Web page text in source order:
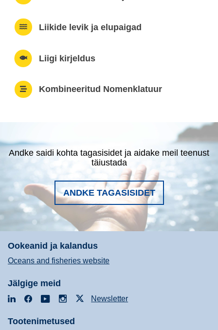
Liikide levik ja elupaigad
Liigi kirjeldus
Kombineeritud Nomenklatuur
Andke saidi kohta tagasisidet ja aidake meil teenust
täiustada
ANDKE TAGASISIDET
Ookeanid ja kalandus
Oceans and fisheries website
Jälgige meid
LinkedInFacebookYouTubeInstagramNewsletter
Tootenimetused